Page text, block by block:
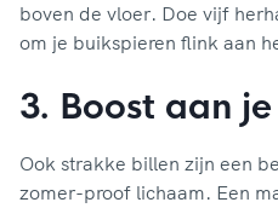
boven de vloer. Doe vijf
om je buikspieren flink aan
3. Boost aan
Ook strakke billen zijn een
zomer-proof lichaam. Een